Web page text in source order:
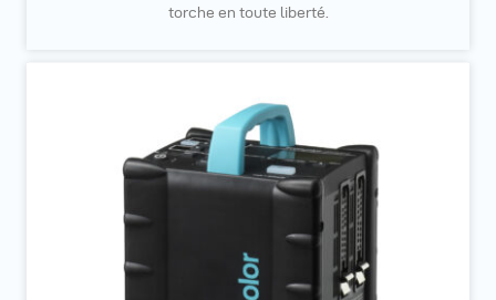
torche en toute liberté.